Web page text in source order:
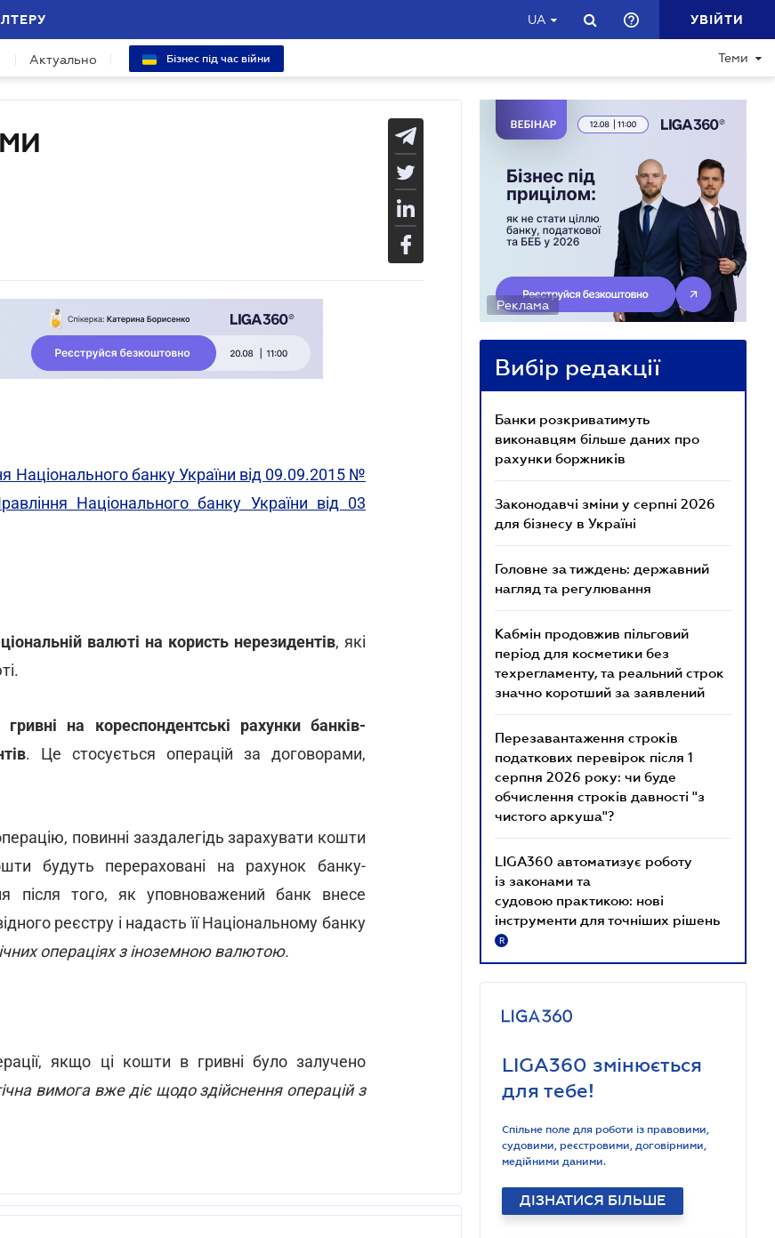
UA УВІЙТИ
Актуально Бізнес під час війни Теми
Національного банку України від 09.09.2015 №
Національного банку України від 03
валюті на користь нерезидентів, які
на кореспондентські рахунки банків-
. Це стосується операцій за договорами,
повинні заздалегідь зарахувати кошти
будуть перераховані на рахунок банку-
після того, як уповноважений банк внесе
реєстру і надасть її Національному банку
операціях з іноземною валютою.
якщо ці кошти в гривні було залучено
вимога вже діє щодо здійснення операцій з
Реклама
Вибір редакції
Банки розкриватимуть
виконавцям більше даних про
рахунки боржників
Законодавчі зміни у серпні 2026
для бізнесу в Україні
Головне за тиждень: державний
нагляд та регулювання
Кабмін продовжив пільговий
період для косметики без
техрегламенту, та реальний строк
значно коротший за заявлений
Перезавантаження строків
податкових перевірок після 1
серпня 2026 року: чи буде
обчислення строків давності "з
чистого аркуша"?
LIGA360 автоматизує роботу
із законами та
судовою практикою: нові
інструменти для точніших рішень
R
LIGA360 змінюється
для тебе!
Спільне поле для роботи із правовими,
судовими, реєстровими, договірними,
медійними даними.
ДІЗНАТИСЯ БІЛЬШЕ